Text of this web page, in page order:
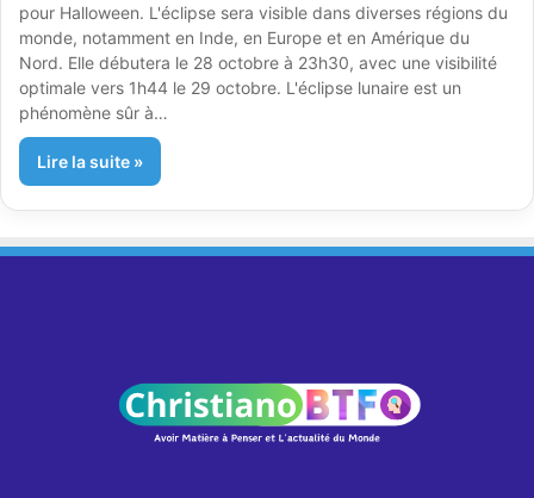
pour Halloween. L'éclipse sera visible dans diverses régions du
monde, notamment en Inde, en Europe et en Amérique du
Nord. Elle débutera le 28 octobre à 23h30, avec une visibilité
optimale vers 1h44 le 29 octobre. L'éclipse lunaire est un
phénomène sûr à…
Lire la suite »